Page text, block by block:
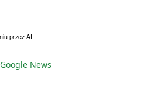
Google News